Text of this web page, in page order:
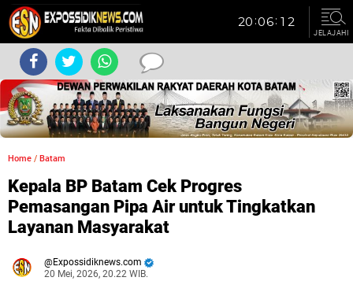
JELAJAHI
Home / Batam
Kepala BP Batam Cek Progres
Pemasangan Pipa Air untuk Tingkatkan
Layanan Masyarakat
Expossidiknews.com
20 Mei, 2026, 20.22 WIB.